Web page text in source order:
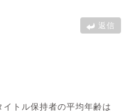
返信
トル保持者の平均年齢は